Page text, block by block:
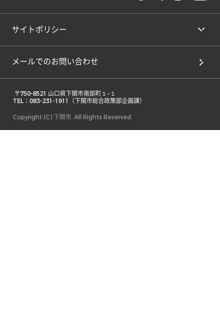
サイトポリシー
メールでのお問い合わせ
TEL：083-231-1911（下関市総合政策部企画課）
Copyright (C) 下関市. All Rights Reserved.